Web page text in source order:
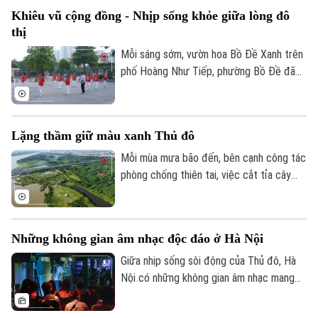
Tư vấn sức khỏe
Quần vợt
Golf
Tin tức
Sao
Điện ảnh
Âm nhạc
Đã phát sóng
thu hẹp, nhiều khu vườn nơi đây vẫn được
phần ký ức của làng nghề.
Khiêu vũ cộng đồng - Nhịp sống khỏe giữa lòng đô
thị
Mỗi sáng sớm, vườn hoa Bồ Đề Xanh trên
phố Hoàng Như Tiếp, phường Bồ Đề đã
Lặng thầm giữ màu xanh Thủ đô
Mỗi mùa mưa bão đến, bên cạnh công tác
phòng chống thiên tai, việc cắt tỉa cây
người dân.
Những không gian âm nhạc độc đáo ở Hà Nội
Giữa nhịp sống sôi động của Thủ đô, Hà
Nội có những không gian âm nhạc mang